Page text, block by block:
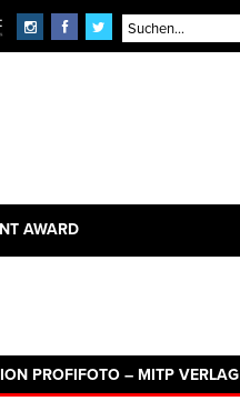
AWARD
PROFIFOTO – MITP VERLAG